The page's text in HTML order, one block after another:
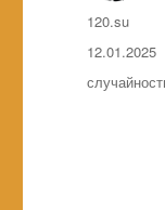
Автор
120.su
12.01.2025
Метки